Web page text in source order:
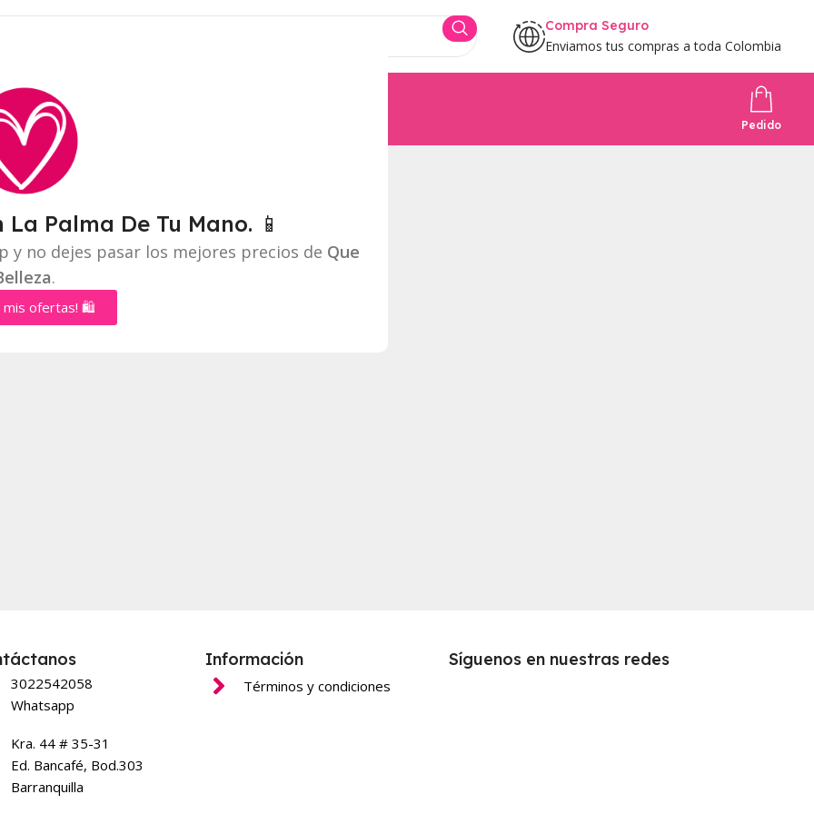
Palma De Tu Mano. 📱
y no dejes pasar los mejores precios de Que
.
mis ofertas! 🛍️
Compra Seguro
Enviamos tus compras a toda Colombia
Pedido
3022542058
Whatsapp
Kra. 44 # 35-31
Ed. Bancafé, Bod.303
Barranquilla
Información
Términos y condiciones
Síguenos en nuestras redes